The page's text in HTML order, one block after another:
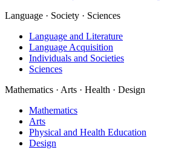
Language · Society · Sciences
Language and Literature
Language Acquisition
Individuals and Societies
Sciences
Mathematics · Arts · Health · Design
Mathematics
Arts
Physical and Health Education
Design